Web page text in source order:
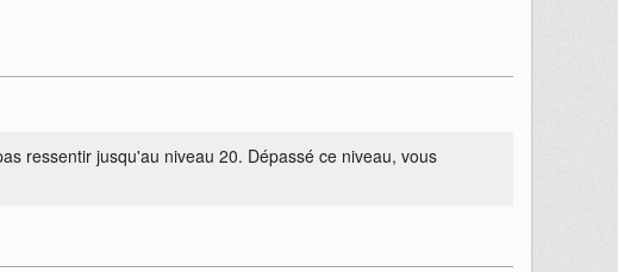
ressentir jusqu'au niveau 20. Dépassé ce niveau, vous